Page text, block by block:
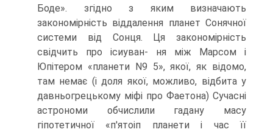
Боде». згідно з яким визначають
закономірність віддален­ня планет Сонячної
системи від Сонця. Ця закономірність
свідчить про ісиуван- ня між Марсом і
Юпітером «планети N9 5», якої, як відомо,
там немає (і доля якої, можливо, відбита у
давньогрецькому міфі про Фаетона) Сучасні
астроно­ми обчислили гадану масу
гіпотетичної «п'ятоіп планети і час її